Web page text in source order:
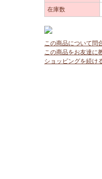
在庫数
この商品について問
この商品をお友達に
ショッピングを続け